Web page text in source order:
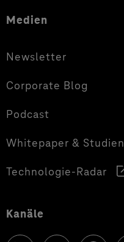
Medien
Newsletter
Corporate Blog
Podcast
Whitepaper & Studien
Technologie-Radar
Kanäle